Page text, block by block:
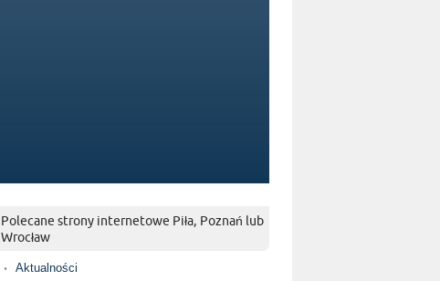
Polecane strony internetowe Piła, Poznań lub
Wrocław
Aktualności